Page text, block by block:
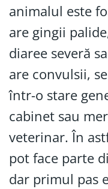
animalul este
are gingii
diaree severă
are convulsii,
într-o stare
cabinet sau
veterinar. În
pot face parte
dar primul pas